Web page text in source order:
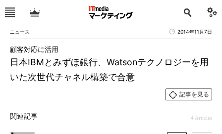
ニュース 2014年11月7日
日本IBMとみずほ銀行、Watsonテクノロジーを用
いた次世代チャネル構築で合意
顧客対応に活用
記事を見る
関連記事 4 Articles